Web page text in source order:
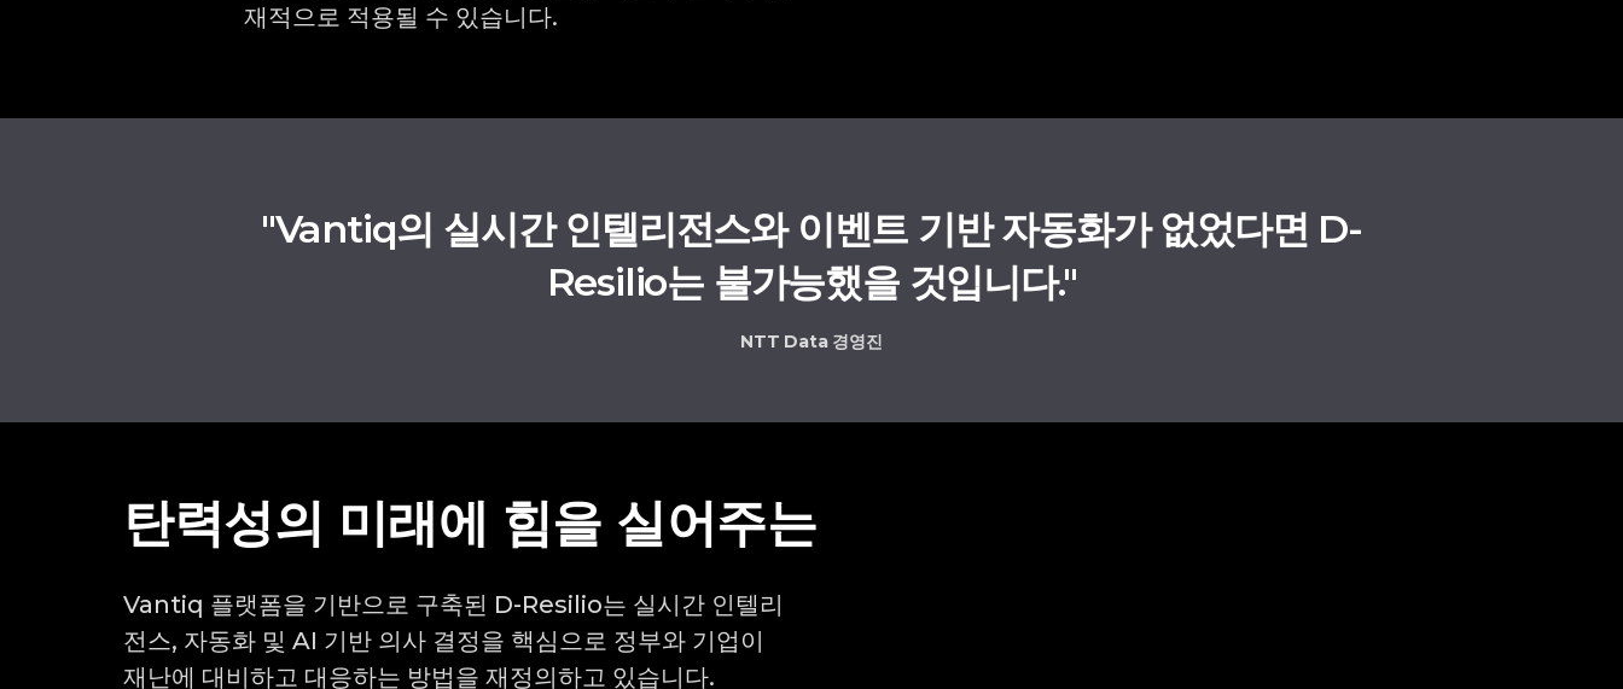
재적으로 적용될 수 있습니다.
"Vantiq의 실시간 인텔리전스와 이벤트 기반 자동화가 없었다면 D-
Resilio는 불가능했을 것입니다."
NTT Data 경영진
탄력성의 미래에 힘을 실어주는
Vantiq 플랫폼을 기반으로 구축된 D-Resilio는 실시간 인텔리
전스, 자동화 및 AI 기반 의사 결정을 핵심으로 정부와 기업이
재난에 대비하고 대응하는 방법을 재정의하고 있습니다.